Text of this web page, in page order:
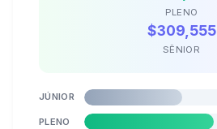
PLENO
$309,555
SÊNIOR
JÚNIOR
PLENO